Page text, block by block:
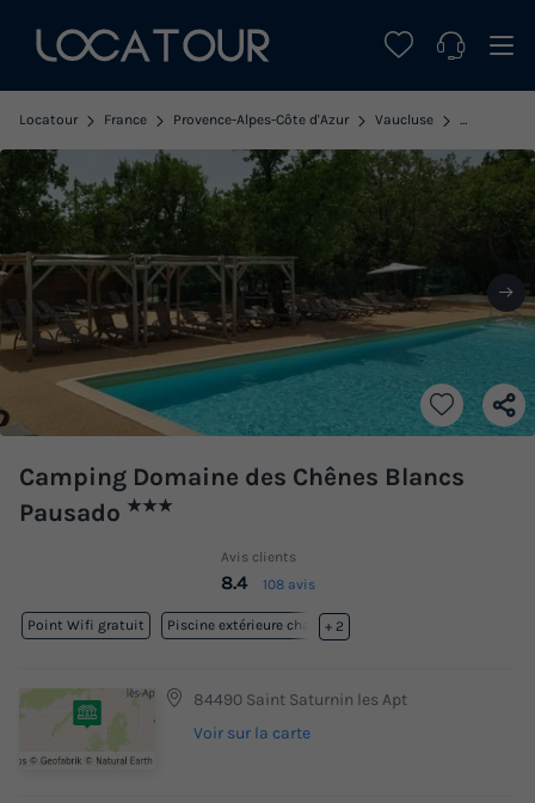
Locatour France Provence-Alpes-Côte d'Azur Vaucluse Saint
Camping Domaine des Chênes Blancs
Pausado ★★★
Avis clients
8.4 108 avis
Point Wifi gratuit Piscine extérieure chauffée
+ 2
84490 Saint Saturnin les Apt
Voir sur la carte